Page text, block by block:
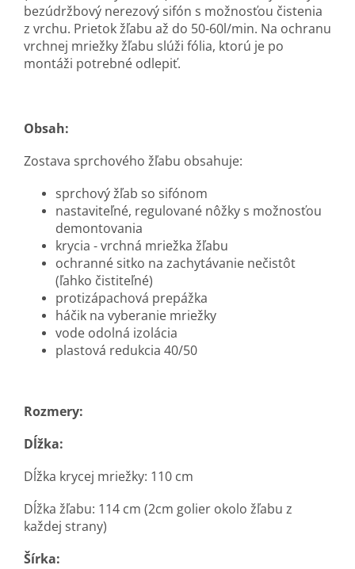
bezúdržbový nerezový sifón s možnosťou čistenia
z vrchu. Prietok žľabu až do 50-60l/min. Na ochranu
vrchnej mriežky žľabu slúži fólia, ktorú je po
montáži potrebné odlepiť.
Obsah:
Zostava sprchového žľabu obsahuje:
sprchový žľab so sifónom
nastaviteľné, regulované nôžky s možnosťou
demontovania
krycia - vrchná mriežka žľabu
ochranné sitko na zachytávanie nečistôt
(ľahko čistiteľné)
protizápachová prepážka
háčik na vyberanie mriežky
vode odolná izolácia
plastová redukcia 40/50
Rozmery:
Dĺžka:
Dĺžka krycej mriežky: 110 cm
Dĺžka žľabu: 114 cm (2cm golier okolo žľabu z
každej strany)
Šírka: